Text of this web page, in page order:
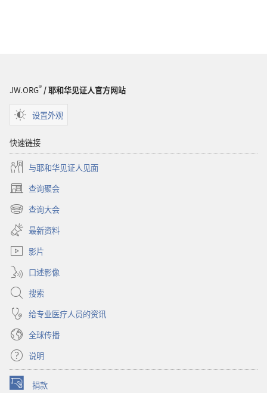
JW.ORG®/ 耶和华见证人官方网站
设置外观
快速链接
与耶和华见证人见面
查询聚会
（打
开
新
窗
口）
查询大会
（打
开
新
窗
最新资料
影片
口述影像
搜索
给专业医疗人员的资讯
全球传播
说明
捐款
（打